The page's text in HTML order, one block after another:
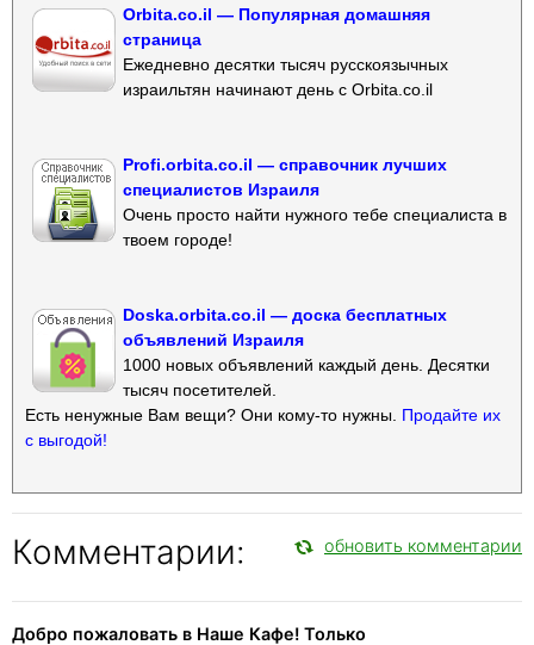
Orbita.co.il — Популярная домашняя
страница
Ежедневно десятки тысяч русскоязычных
израильтян начинают день с Orbita.co.il
Profi.orbita.co.il — справочник лучших
специалистов Израиля
Очень просто найти нужного тебе специалиста в
твоем городе!
Doska.orbita.co.il — доска бесплатных
объявлений Израиля
1000 новых объявлений каждый день. Десятки
тысяч посетителей.
Есть ненужные Вам вещи? Они кому-то нужны. Продайте их
с выгодой!
Комментарии: обновить комментарии
Добро пожаловать в Наше Кафе! Только